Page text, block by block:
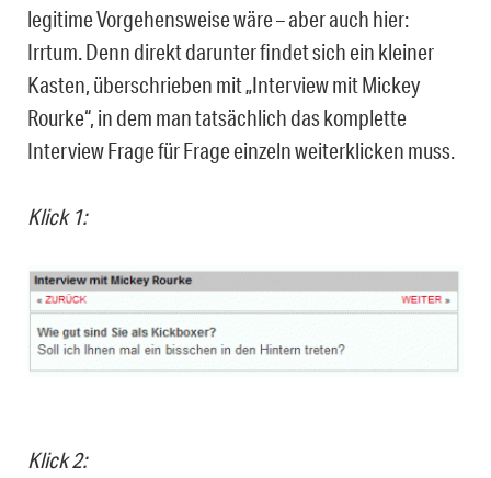
legitime Vorgehensweise wäre – aber auch hier:
Irrtum. Denn direkt darunter findet sich ein kleiner
Kasten, überschrieben mit „Interview mit Mickey
Rourke“, in dem man tatsächlich das komplette
Interview Frage für Frage einzeln weiterklicken muss.
Klick 1:
Klick 2: